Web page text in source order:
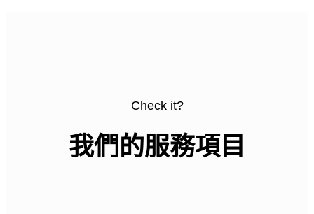
Check it?
我們的服務項目